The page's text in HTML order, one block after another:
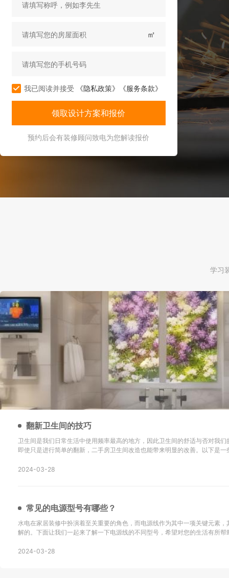
㎡
我已阅读并接受 《隐私政策》 《服务条款》
预约后会有装修顾问致电为您解读报价
学习
翻新卫生间的技巧
卫生间是我们日常生活中使用频率最高的地方，因此卫生间的舒适与否对我们
即使只是进行简单的翻新，二手房卫生间改造也能带来明显的改善。以下是一
铺设瓷砖是很重要的。确保地砖的铺设
2024-03-28
常见的电源型号有哪些？
水电在家居装修中扮演着至关重要的角色，而电源线作为其中一项关键元素，
解的。下面让我们一起来了解一下电源线的不同型号，希望对您的生活有所帮助！ SYV：这
同轴电缆。 KVV：这种电缆采用聚氯乙烯
2024-03-28